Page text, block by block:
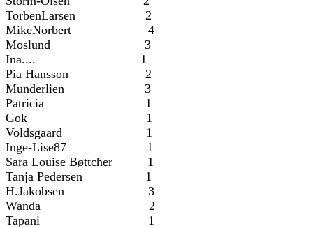
TorbenLarsen 2
MikeNorbert 4
Moslund 3
Ina.... 1
Pia Hansson 2
Munderlien 3
Patricia 1
Gok 1
Voldsgaard 1
Inge-Lise87 1
Sara Louise Bøttcher 1
Tanja Pedersen 1
H.Jakobsen 3
Wanda 2
Tapani 1